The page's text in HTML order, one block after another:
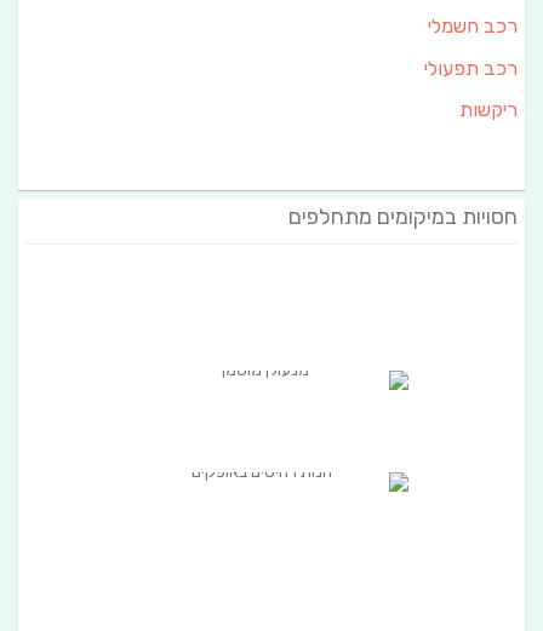
רכב חשמלי
רכב תפעולי
ריקשות
חסויות במיקומים מתחלפים